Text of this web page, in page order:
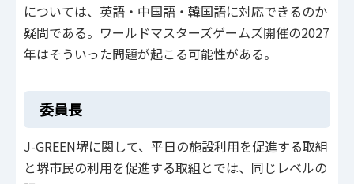
については、英語・中国語・韓国語に対応できるのか
疑問である。ワールドマスターズゲームズ開催の2027
年はそういった問題が起こる可能性がある。
委員長
J-GREEN堺に関して、平日の施設利用を促進する取組
と堺市民の利用を促進する取組とでは、同じレベルの